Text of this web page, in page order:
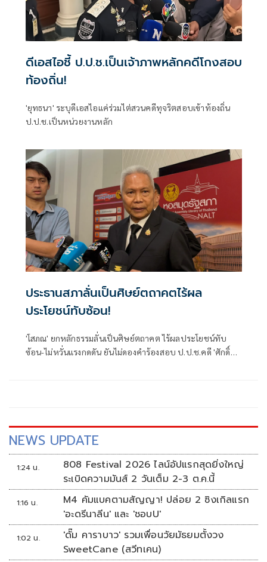
ดีเอสไอชี้ ป.ป.ช.เป็นเจ้าภาพหลักคดีโกงสอบ
ท้องถิ่น!
'ยุทธนา' ระบุดีเอสไอแค่ร่วมไต่สวนคดีทุจริตสอบเข้าท้องถิ่น
ป.ป.ช.เป็นหน่วยงานหลัก
ประธานสภาลั่นเป็นศิษย์ตถาคตไร้ผล
ประโยชน์ทับซ้อน!
'โสภณ' ยกหลักธรรมลั่นเป็นศิษย์ตถาคต ไร้ผลประโยชน์ทับ
ซ้อน-ไม่หวั่นแรงกดดัน ยันไม่ดองคำร้องสอบ ป.ป.ช.คดี 'ศักดิ์
NEWS UPDATE
1:24 น.
808 Festival 2026 ไลน์อัปแรกสุดยิ่งใหญ่
ระเบิดความมันส์ 2 วันเต็ม 2-3 ต.ค.นี้
1:16 น.
M4 คัมแบคตามสัญญา! ปล่อย 2 ซิงเกิลแรก
'อะดรีนาลีน' และ 'ชอบU'
1:02 น.
'ดั๊ม คาราบาว' รวมเพื่อนวัยมัธยมตั้งวง
SweetCane (สวีทเคน)